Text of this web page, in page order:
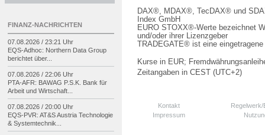
DAX®, MDAX®, TecDAX® und
Index GmbH
EURO STOXX®-Werte bezeichnet
und/oder ihrer Lizenzgeber
TRADEGATE® ist eine
Kurse in EUR;
Zeitangaben in CEST (UTC+2)
Kontakt
Impressum
FINANZ-NACHRICHTEN
07.08.2026 / 23:21 Uhr
EQS-Adhoc: Northern Data Group
berichtet über...
07.08.2026 / 22:06 Uhr
PTA-AFR: BAWAG P.S.K. Bank für
Arbeit und Wirtschaft...
07.08.2026 / 20:00 Uhr
EQS-PVR: AT&S Austria Technologie
& Systemtechnik...